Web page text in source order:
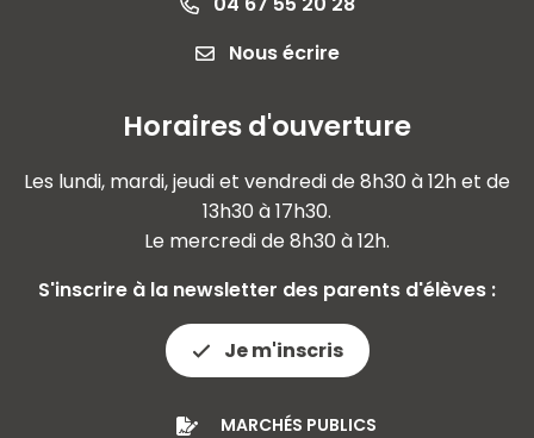
Nous écrire
Horaires d'ouverture
Les lundi, mardi, jeudi et vendredi de 8h30 à 12h et de
13h30 à 17h30.
Le mercredi de 8h30 à 12h.
S'inscrire à la newsletter des parents d'élèves :
Je m'inscris
MARCHÉS PUBLICS